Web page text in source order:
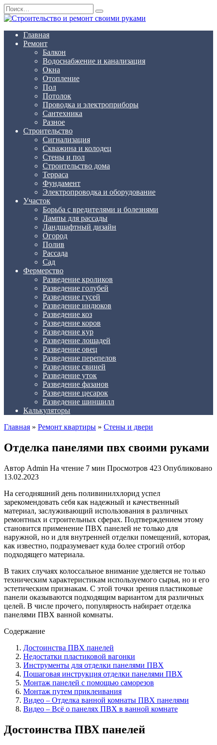
Перейти
к
содержанию
Search
for:
Главная
Ремонт
Балкон
Водоснабжение и канализация
Окна
Отопление
Пол
Потолок
Проводка и электроприборы
Сантехника
Разное
Строительство
Сигнализация
Скважина и колодец
Стены и пол
Строительство дома
Терраса
Фундамент
Электропроводка и оборудование
Участок
Борьба с вредителями и болезнями
Лампы для рассады
Ландшафтный дизайн
Огород
Полив
Рассада
Сад
Фермерство
Разведение кроликов
Разведение голубей
Разведение гусей
Разведение индюков
Разведение коз
Разведение коров
Разведение кур
Разведение лошадей
Разведение овец
Разведение перепелов
Разведение свиней
Разведение уток
Разведение фазанов
Разведение цесарок
Разведение шиншилл
Калькуляторы
Главная » Ремонт квартиры » Стены и двери
Отделка панелями пвх своими руками
Автор Admin На чтение 7 мин Просмотров 423 Опубликовано
13.02.2023
На сегодняшний день поливинилхлорид успел
зарекомендовать себя как надежный и качественный
материал, заслуживающий использования в различных
ремонтных и строительных сферах. Подтверждением этому
становится применение ПВХ панелей не только для
наружной, но и для внутренней отделки помещений, которая,
как известно, подразумевает куда более строгий отбор
подходящего материала.
В таких случаях колоссальное внимание уделяется не только
техническим характеристикам используемого сырья, но и его
эстетическим признакам. С этой точки зрения пластиковые
панели оказываются подходящим вариантом для различных
целей. В числе прочего, популярность набирает отделка
панелями ПВХ ванной комнаты.
Содержание
Достоинства ПВХ панелей
Недостатки пластиковой вагонки
Инструменты для отделки панелями ПВХ
Пошаговая инструкция отделки панелями ПВХ
Монтаж панелей с помощью саморезов
Монтаж путем приклеивания
Видео – Отделка ванной комнаты ПВХ панелями
Видео – Всё о панелях ПВХ в ванной комнате
Достоинства ПВХ панелей